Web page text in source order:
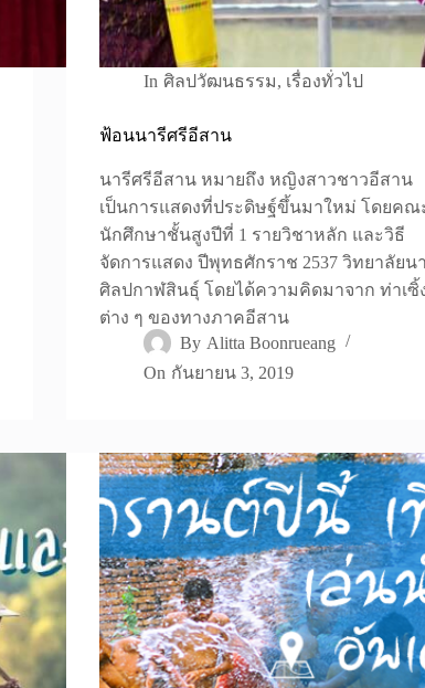
In ศิลปวัฒนธรรม, เรื่องทั่วไป
ฟ้อนนารีศรีอีสาน
นารีศรีอีสาน หมายถึง หญิงสาวชาวอีสาน
เป็นการแสดงที่ประดิษฐ์ขึ้นมาใหม่ โดยคณ
นักศึกษาชั้นสูงปีที่ 1 รายวิชาหลัก และวิธี
จัดการแสดง ปีพุทธศักราช 2537 วิทยาลัยน
ศิลปกาฬสินธุ์ โดยได้ความคิดมาจาก ท่าเซิ้
ต่าง ๆ ของทางภาคอีสาน
By Alitta Boonrueang
On กันยายน 3, 2019